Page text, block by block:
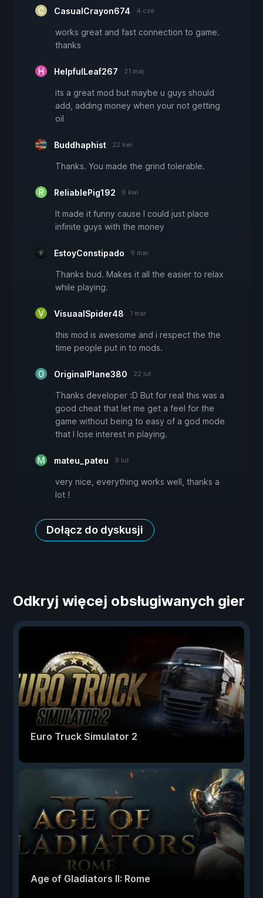
CasualCrayon674 4 cze
works great and fast connection to game.
thanks
HelpfulLeaf267 21 maj
its a great mod but maybe u guys should
add, adding money when your not getting
oil
Buddhaphist 22 kwi
Thanks. You made the grind tolerable.
ReliablePig192 6 kwi
It made it funny cause I could just place
infinite guys with the money
EstoyConstipado 9 mar
Thanks bud. Makes it all the easier to relax
while playing.
VisuaalSpider48 1 mar
this mod is awesome and i respect the the
time people put in to mods.
OriginalPlane380 22 lut
Thanks developer :D But for real this was a
good cheat that let me get a feel for the
game without being to easy of a god mode
that I lose interest in playing.
mateu_pateu 9 lut
very nice, everything works well, thanks a
lot !
Dołącz do dyskusji
Odkryj więcej obsługiwanych gier
Euro Truck Simulator 2
Age of Gladiators II: Rome